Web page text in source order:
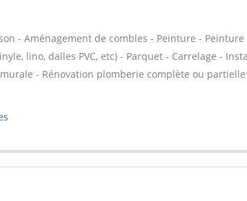
- Aménagement de combles - Peinture -
lino, dalles PVC, etc) - Parquet - Carrelage -
- Rénovation plomberie complète ou